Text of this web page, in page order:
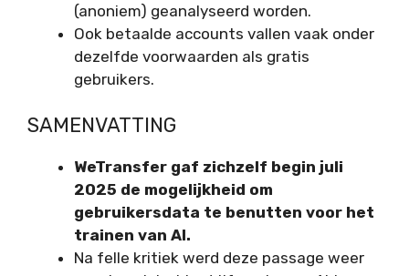
(anoniem) geanalyseerd worden.
Ook betaalde accounts vallen vaak onder
dezelfde voorwaarden als gratis
gebruikers.
SAMENVATTING
WeTransfer gaf zichzelf begin juli
2025 de mogelijkheid om
gebruikersdata te benutten voor het
trainen van AI.
Na felle kritiek werd deze passage weer